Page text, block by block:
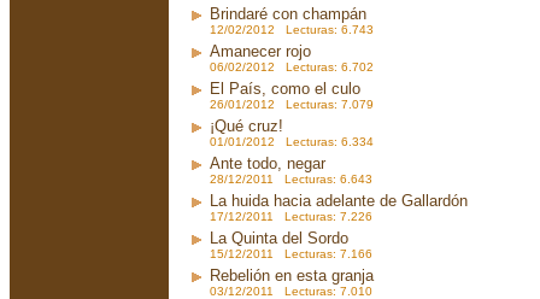
Brindaré con champán
12/02/2012 Lecturas: 6.743
Amanecer rojo
06/02/2012 Lecturas: 6.702
El País, como el culo
26/01/2012 Lecturas: 7.079
¡Qué cruz!
01/01/2012 Lecturas: 6.334
Ante todo, negar
28/12/2011 Lecturas: 6.643
La huida hacia adelante de Gallardón
17/12/2011 Lecturas: 7.226
La Quinta del Sordo
15/12/2011 Lecturas: 7.166
Rebelión en esta granja
03/12/2011 Lecturas: 7.010